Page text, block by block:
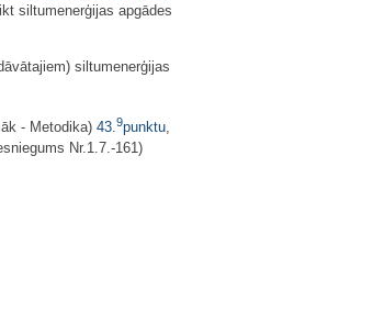
siltumenerģijas apgādes
siltumenerģijas
- Metodika) 43. 9punktu
Nr.1.7.-161)